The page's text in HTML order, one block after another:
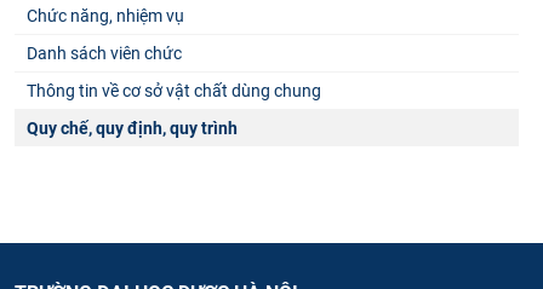
Chức năng, nhiệm vụ
Danh sách viên chức
Thông tin về cơ sở vật chất dùng chung
Quy chế, quy định, quy trình